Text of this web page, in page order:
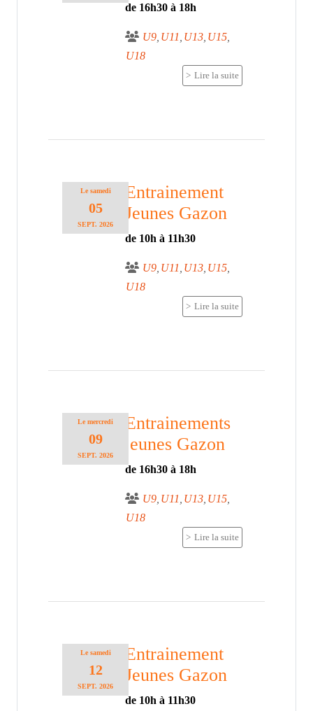
de 16h30 à 18h
U9 U11 U13 U15
U18
Lire la suite
Le samedi
05
SEPT. 2026
Entrainement
Jeunes Gazon
de 10h à 11h30
U9 U11 U13 U15
U18
Lire la suite
Le mercredi
09
SEPT. 2026
Entrainements
jeunes Gazon
de 16h30 à 18h
U9 U11 U13 U15
U18
Lire la suite
Le samedi
12
SEPT. 2026
Entrainement
Jeunes Gazon
de 10h à 11h30